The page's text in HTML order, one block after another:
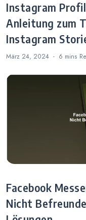
Instagram
Anleitung zum
Instagram
März 24, 2024 6 mins
Facebook
Nicht